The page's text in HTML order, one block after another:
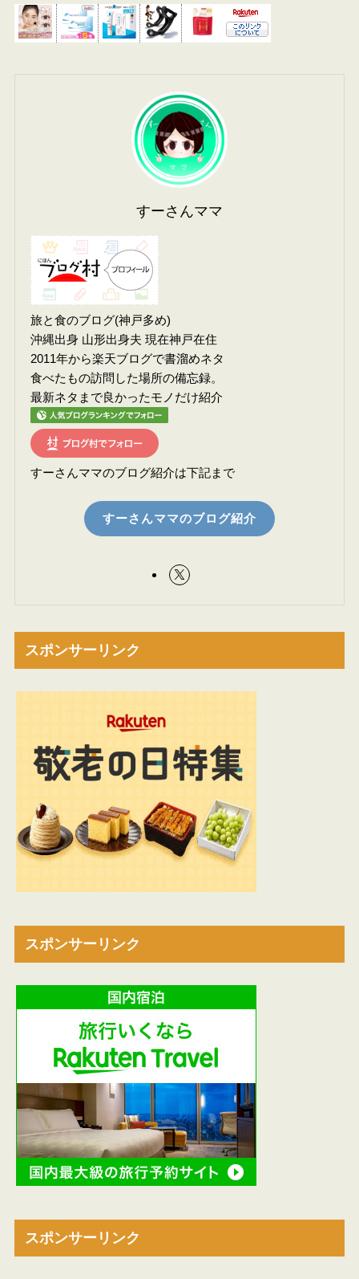
すーさんママ
旅と食のブログ(神戸多め)
沖縄出身 山形出身夫 現在神戸在住
2011年から楽天ブログで書溜めネタ
食べたもの訪問した場所の備忘録。
最新ネタまで良かったモノだけ紹介
すーさんママのブログ紹介は下記まで
すーさんママのブログ紹介
スポンサーリンク
スポンサーリンク
スポンサーリンク